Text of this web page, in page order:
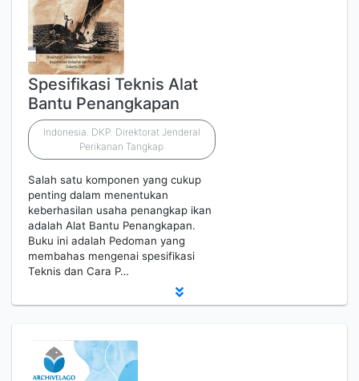
Spesifikasi Teknis Alat
Bantu Penangkapan
Indonesia. DKP. Direktorat Jenderal
Perikanan Tangkap
Salah satu komponen yang cukup
penting dalam menentukan
keberhasilan usaha penangkap ikan
adalah Alat Bantu Penangkapan.
Buku ini adalah Pedoman yang
membahas mengenai spesifikasi
Teknis dan Cara P…